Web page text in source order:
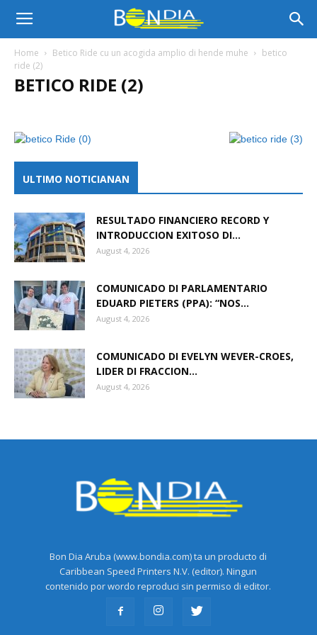
Bon
Dia
Aruba
Noticia
Aruba
Home Betico Ride cu un acogida amplio di hende muhe
betico
ride (2)
BETICO RIDE (2)
ULTIMO NOTICIANAN
RESULTADO FINANCIERO RECORD Y
INTRODUCCION EXITOSO DI...
August 4, 2026
COMUNICADO DI PARLAMENTARIO
EDUARD PIETERS (PPA): “NOS...
August 4, 2026
COMUNICADO DI EVELYN WEVER-CROES,
LIDER DI FRACCION...
August 4, 2026
Bon Dia Aruba (www.bondia.com) ta un producto di
Caribbean Speed Printers N.V. (editor). Ningun
contenido por wordo reproduci sin permiso di editor.